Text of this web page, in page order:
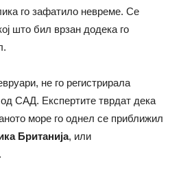
го зафатило невреме. Се
што бил врзан додека го
не го регистрирала
САД. Експертите тврдат дека
море го однел се приближил
Британија, или